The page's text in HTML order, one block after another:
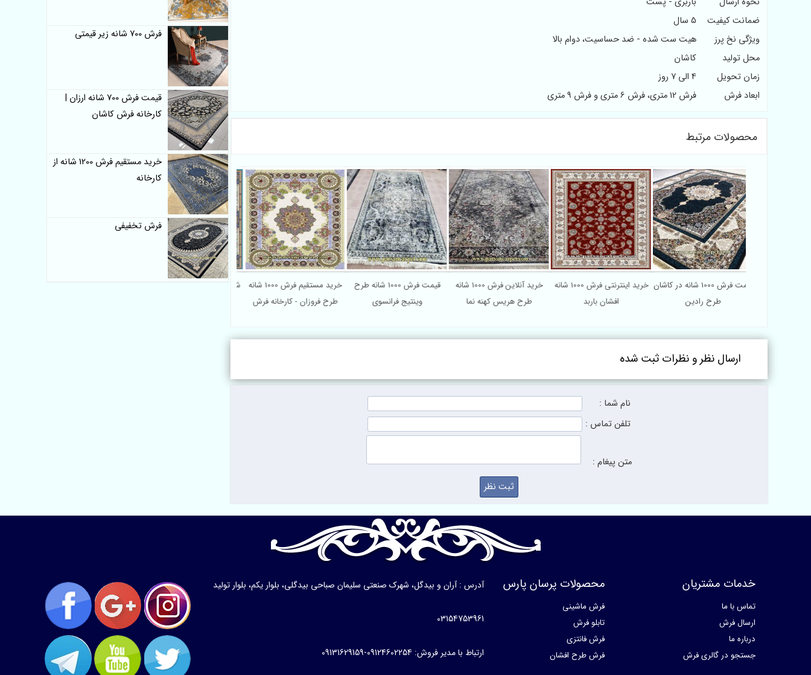
ضمانت کیفیت
5 سال
ویژگی نخ پرز
هیت ست شده - ضد حساسیت، دوام بالا
محل تولید
کاشان
زمان تحویل
4 الی 7 روز
ابعاد فرش
فرش 12 متری، فرش 6 متری و فرش 9 متری
محصولات مرتبط
خرید مستقیم فرش 1000 شانه
طرح فروزان - کارخانه فرش
قیمت فرش 1000 شانه طرح
وینتیج فرانسوی
خرید آنلاین فرش 1000 شانه
طرح هریس کهنه نما
خرید اینترنتی فرش 1000 شانه
افشان باربد
قیمت فرش 1000 شانه در کاشان
طرح رادین
ارسال نظر و نظرات ثبت شده
نام شما :
تلفن تماس :
متن پیغام :
فرش 700 شانه زیر قیمتی
قیمت فرش 700 شانه ارزان |
کارخانه فرش کاشان
خرید مستقیم فرش 1200 شانه از
کارخانه
فرش تخفیفی
خدمات مشتریان
تماس با ما
ارسال فرش
درباره ما
جستجو در گالری فرش
محصولات پرسان پارس
فرش ماشینی
تابلو فرش
فرش فانتزی
فرش طرح افشان
آدرس : آران و بیدگل، شهرک صنعتی سلیمان صباحی بیدگلی، بلوار یکم، بلوار تولید
03154753961
ارتباط با مدیر فروش: 09124602254-09131629159